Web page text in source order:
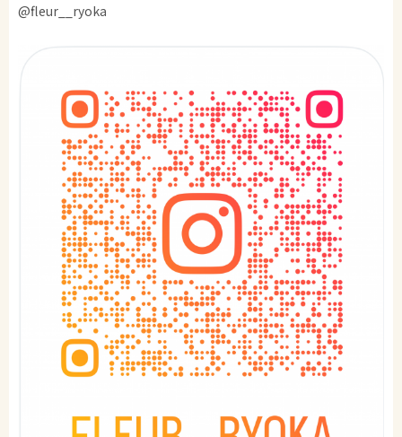
@fleur__ryoka